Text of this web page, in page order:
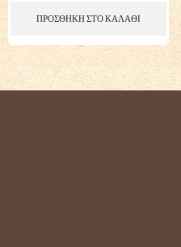
ΠΡΟΣΘΗΚΗ ΣΤΟ ΚΑΛΑΘΙ